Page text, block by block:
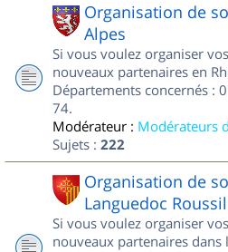
Organisation de
Alpes
Si vous voulez organiser
nouveaux partenaires en
Départements concernés :
74.
Modérateur : Modérateurs
Sujets : 222
Organisation de
Languedoc
Si vous voulez organiser
nouveaux partenaires dans